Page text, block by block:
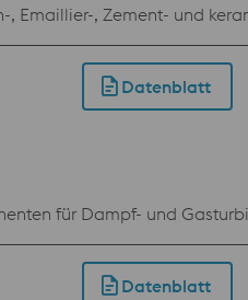
Emaillier-, Zement- und
Datenblatt
für Dampf- und
Datenblatt